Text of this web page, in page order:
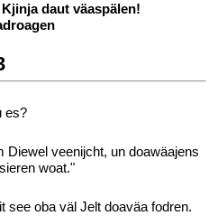
daut väaspälen!
es?
Diewel veenijcht, un doawäajens
woat."
see oba väl Jelt doaväa fodren.